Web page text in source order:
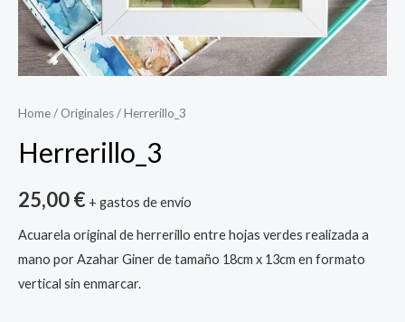
Home/ Originales/ Herrerillo_3
Herrerillo_3
25,00€ + gastos de envío
Acuarela original de herrerillo entre hojas verdes realizada a
mano por Azahar Giner de tamaño 18cm x 13cm en formato
vertical sin enmarcar.